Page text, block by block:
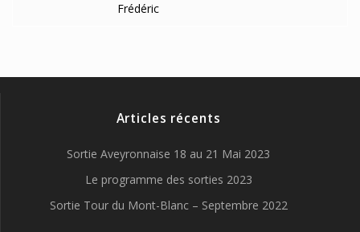
Frédéric
Articles récents
Sortie Aveyronnaise 18 au 21 Mai 2023
Le programme des sorties 2023
Sortie Tour du Mont-Blanc – Septembre 2022